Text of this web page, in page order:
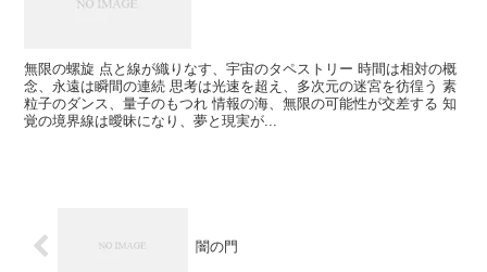
無限の螺旋 点と線が織りなす、宇宙のタペストリー 時間は相対の概
念、永遠は瞬間の連続 思考は光速を超え、多次元の迷宮を彷徨う 素
粒子のダンス、量子のもつれ 情報の海、無限の可能性が交差する 知
覚の境界線は曖昧になり、夢と現実が...
闇の門